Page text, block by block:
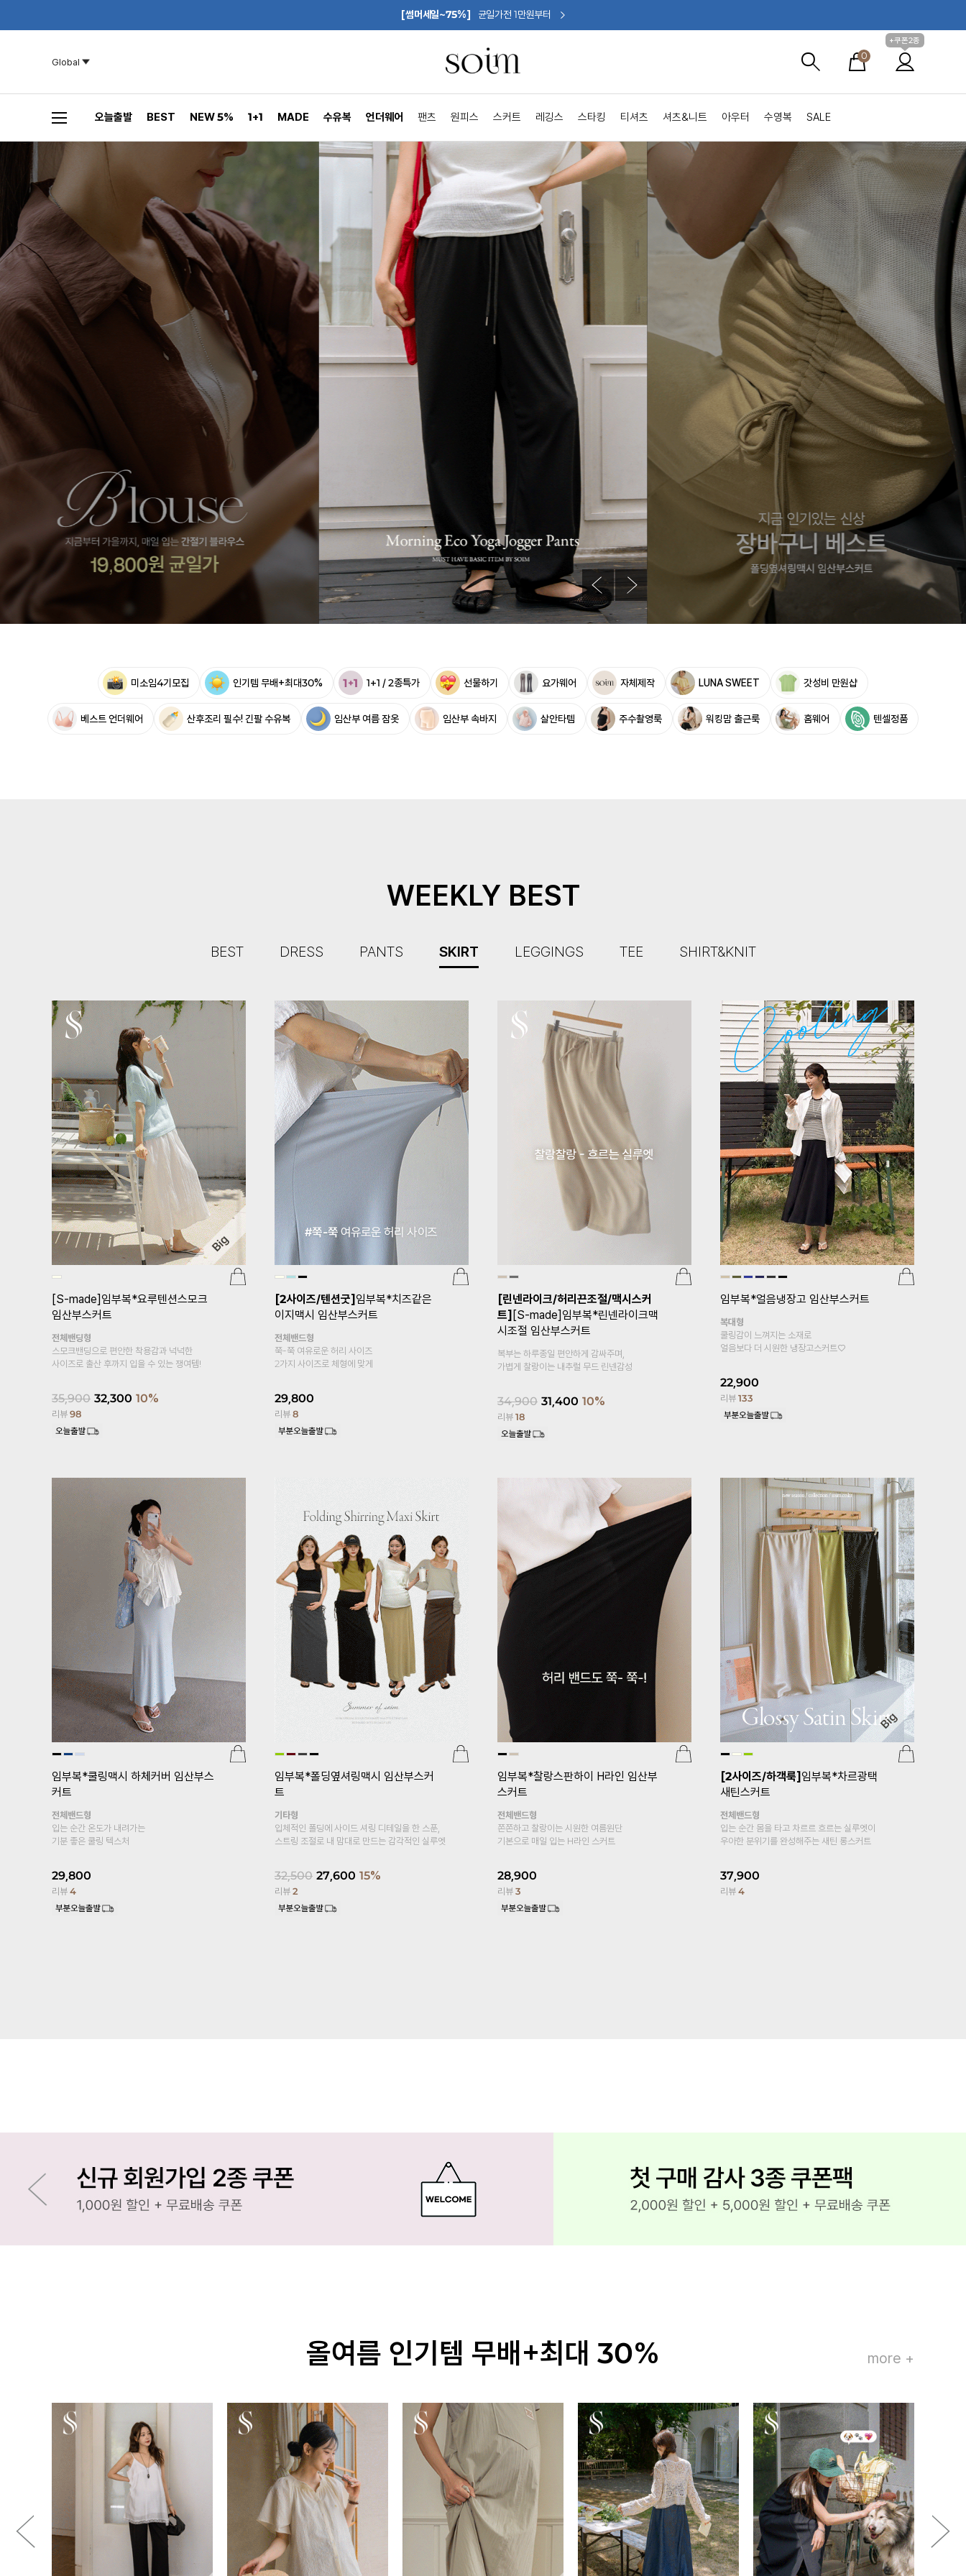
[썸머세일~75%] 균일가전 1만원부터
Global
0
+쿠폰2종
오늘출발 BEST NEW 5% 1+1 MADE 수유복 언더웨어 팬츠 원피스 스커트 레깅스 스타킹 티셔츠 셔츠&니트 아우터 수영복 SALE
미소임4기모집 인기템 무배+최대30% 1+1 / 2종특가 선물하기 요가웨어 자체제작 LUNA SWEET 갓성비 만원샵
베스트 언더웨어 산후조리 필수! 긴팔 수유복 임산부 여름 잠옷 임산부 속바지 살안타템 주수촬영룩 워킹맘 출근룩 홈웨어 텐셀정품
WEEKLY BEST
BEST DRESS PANTS SKIRT LEGGINGS TEE SHIRT&KNIT
[기획특가1+1/여름필수템/2만장돌
파✨]임부복*푸딩스판 5부 임산부레
깅스
복대형
부드러우면서 가볍게 입어보아요~
17,600 15,800 10%
리뷰 2,447
[기획특가1+1][Coolity]임부복*쿨
링터치냉장고5부 임산부레깅스
두겹복대
시원한 쿨링감이 느껴지는
냉장고 소재~
15,800
리뷰 458
[1만장돌파✨/기획특가 1+1]임부복*
말림방지3부 임산부속바지
복대형
속바지 안에 이너 속바지,
홈웨어로 활용도 높은 3부 속바지예요~
18,900 14,900 21%
리뷰 620
[기획특가 1+1]임부복*뉴컴포트 임
산부레깅스
기타형
원피스, 롱티안에 속바지로 입으세요
13,900
리뷰6,101
er.5부)
24,000
리뷰 95
[기획특가 1+1]임부복*푸딩스판 10
부 임산부레깅스
복대형
봄, 여름 착용하기 좋은 레이온 소재의
10부 레깅스~ S,M,L사이즈
19,800 17,800 10%
리뷰 13,329
산부속바지
복대형
부들부들 차르르 레이온 소재로
피부에 자극없는 바디감~
리뷰1,425
[홀릭텐션/코트나/2기장/임부레깅
스][S-made]임부복*2TYPE홀릭
텐션코트나 임산부레깅스
두겹복대형
쫀득한 텐션감에 반할듯 *.*
13,500
올여름 인기템 무배+최대 30% more +